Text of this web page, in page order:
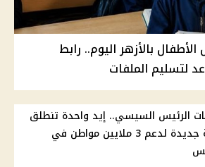
بالأزهر اليوم.. رابط
لتسليم الملفات
الرئيس السيسي.. إيد واحدة تنطلق
بمرحلة جديدة لدعم 3 ملايين مواطن في